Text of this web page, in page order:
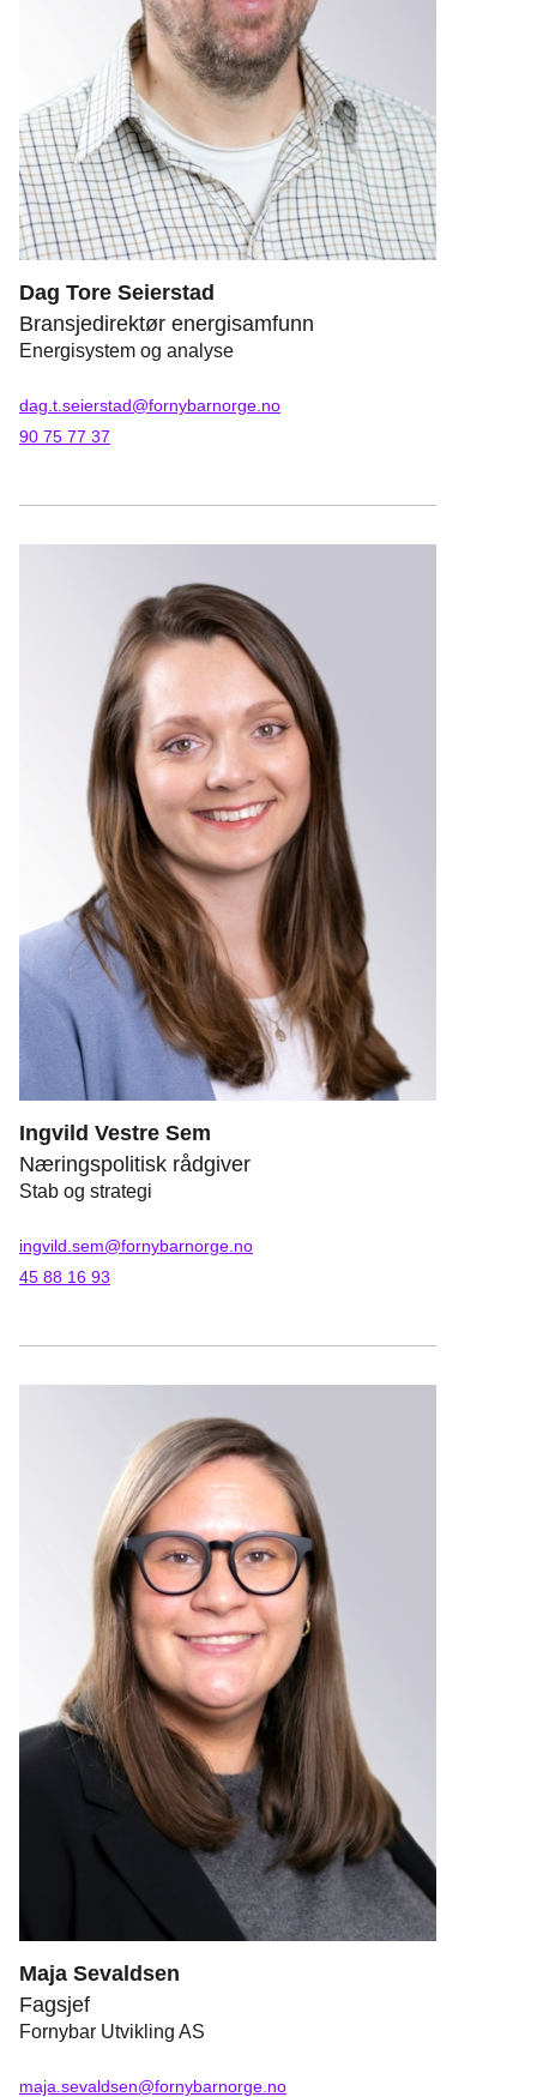
Dag Tore Seierstad
Bransjedirektør energisamfunn
Energisystem og analyse
dag.t.seierstad@fornybarnorge.no
90 75 77 37
Ingvild Vestre Sem
Næringspolitisk rådgiver
Stab og strategi
ingvild.sem@fornybarnorge.no
45 88 16 93
Maja Sevaldsen
Fagsjef
Fornybar Utvikling AS
maja.sevaldsen@fornybarnorge.no